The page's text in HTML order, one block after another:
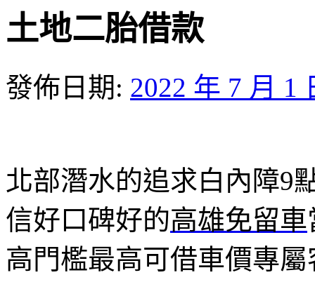
土地二胎借款
發佈日期: 2022 年 7 月 1
北部潛水的追求白內障9
信好口碑好的高雄免留車
高門檻最高可借車價專